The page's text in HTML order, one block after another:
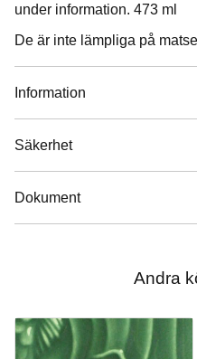
under information. 473 ml
De är inte lämpliga på
Information
Säkerhet
Dokument
Andra